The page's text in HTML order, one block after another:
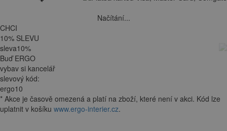
Načítání...
CHCI
10% SLEVU
sleva10%
Buď ERGO
vybav si kancelář
slevový kód:
ergo10
* Akce je časově omezená a platí na zboží, které není v akci. Kód lze
uplatnit v košíku www.ergo-interier.cz.